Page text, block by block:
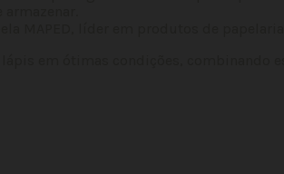
MAPED, líder em produtos de papelaria.
em ótimas condições,